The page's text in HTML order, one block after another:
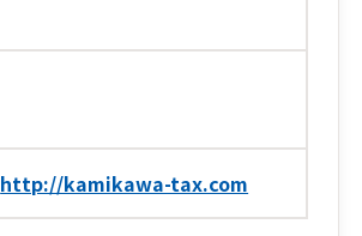
http://kamikawa-tax.com